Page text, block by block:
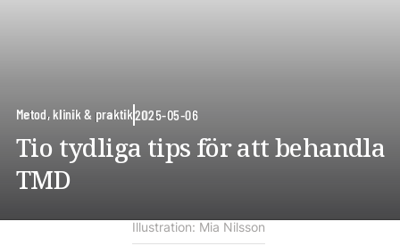
Metod, klinik & praktik2025-05-06
Tio tydliga tips för att behandla
TMD
Illustration: Mia Nilsson